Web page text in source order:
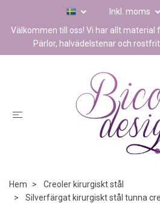
Inkl. moms
Välkommen till oss! Vi har allt material
Pärlor, halvädelstenar och
Hem
Creoler kirurgiskt stål
Silverfärgat kirurgiskt stål tunna